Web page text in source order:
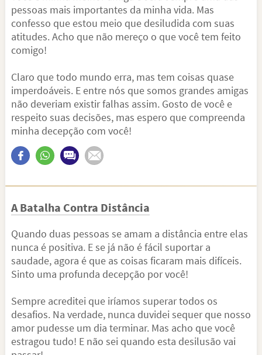
pessoas mais importantes da minha vida. Mas
confesso que estou meio que desiludida com suas
atitudes. Acho que não mereço o que você tem feito
comigo!
Claro que todo mundo erra, mas tem coisas quase
imperdoáveis. E entre nós que somos grandes amigas
não deveriam existir falhas assim. Gosto de você e
respeito suas decisões, mas espero que compreenda
minha decepção com você!
A Batalha Contra Distância
Quando duas pessoas se amam a distância entre elas
nunca é positiva. E se já não é fácil suportar a
saudade, agora é que as coisas ficaram mais difíceis.
Sinto uma profunda decepção por você!
Sempre acreditei que iríamos superar todos os
desafios. Na verdade, nunca duvidei sequer que nosso
amor pudesse um dia terminar. Mas acho que você
estragou tudo! E não sei quando esta desilusão vai